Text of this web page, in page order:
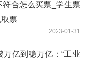
符合怎么买票_学生票
票
2023-01-31
万亿到稳万亿：“工业